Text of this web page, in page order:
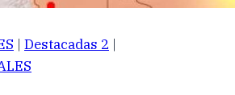
| Destacadas 2 |